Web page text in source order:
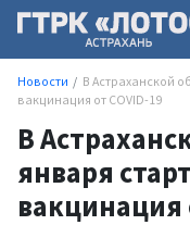
Новости
В Астраханской
вакцинация от COVID-19
В
января
вакцинация